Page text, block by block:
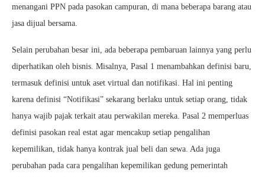
menangani PPN pada pasokan campuran, di mana beberapa barang atau
jasa dijual bersama.
Selain perubahan besar ini, ada beberapa pembaruan lainnya yang perlu
diperhatikan oleh bisnis. Misalnya, Pasal 1 menambahkan definisi baru,
termasuk definisi untuk aset virtual dan notifikasi. Hal ini penting
karena definisi “Notifikasi” sekarang berlaku untuk setiap orang, tidak
hanya wajib pajak terkait atau perwakilan mereka. Pasal 2 memperluas
definisi pasokan real estat agar mencakup setiap pengalihan
kepemilikan, tidak hanya kontrak jual beli dan sewa. Ada juga
perubahan pada cara pengalihan kepemilikan gedung pemerintah